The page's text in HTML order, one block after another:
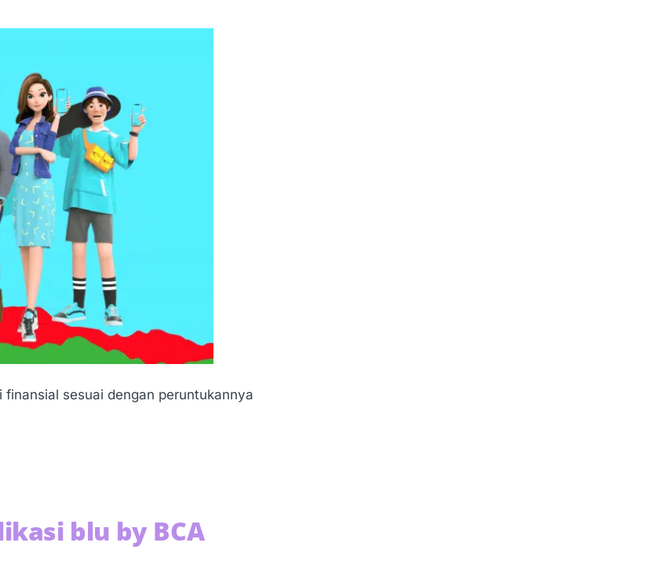
sesuai dengan peruntukannya
blu by BCA